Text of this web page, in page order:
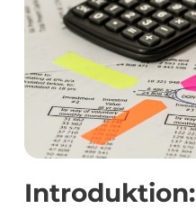
Introduktion: